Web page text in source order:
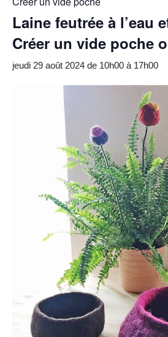
Laine feutrée à l’eau
Créer un vide poche
jeudi 29 août 2024 de 10h00 à 17h00